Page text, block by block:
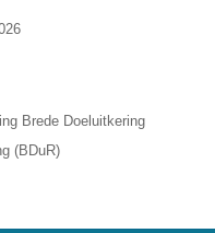
Brede Doeluitkering
(BDuR)